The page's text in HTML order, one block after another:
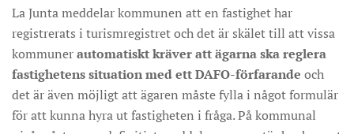
La Junta meddelar kommunen att en fastighet har
registrerats i turismregistret och det är skälet till att vissa
kommunerautomatiskt kräver att ägarna ska reglera
fastighetens situation med ett DAFO-förfarande och
det är även möjligt att ägaren måste fylla i något formulär
för att kunna hyra ut fastigheten i fråga. På kommunal